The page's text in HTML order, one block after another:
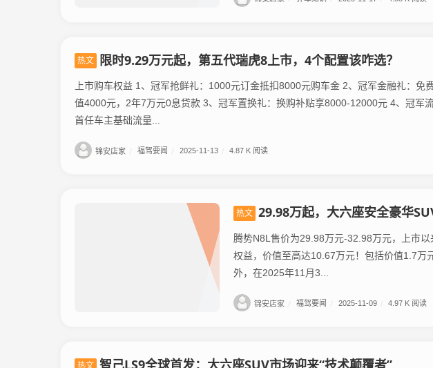
热文 限时9.29万元起，第五代瑞虎8上市，4个配置该咋选？
上市购车权益 1、冠军抢鲜礼：1000元订金抵扣8000元购车金 2、冠军金融礼：免
值4000元，2年7万元0息贷款 3、冠军置换礼：换购补贴享8000-12000元 4、冠军流
首任车主基础流量...
锦安店家 福驾要闻 2025-11-13 4.87 K 阅读
热文 29.98万起，大六座安全豪华
腾势N8L售价为29.98万元-32.98万元，上市
权益，价值至高达10.67万元！包括价值1.7万
外，在2025年11月3...
锦安店家 福驾要闻 2025-11-09 4.97 K 阅读
智己LS9全球首发：大六座SUV市场迎来“技术颠覆者”